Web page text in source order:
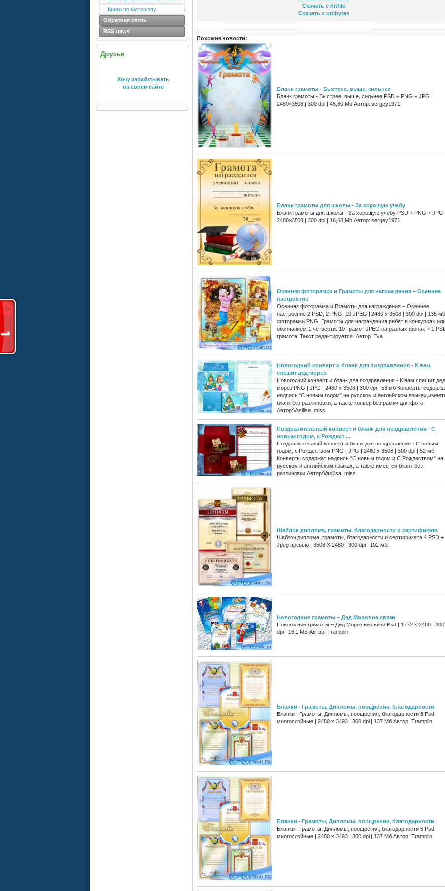
Книги по Фотошопу
Обратная связь
RSS news
Друзья
Хочу зарабатывать
на своём сайте
Скачать с hitfile
Скачать с unibytes
Похожие новости:
Бланк грамоты - Быстрее, выше, сильнее
Бланк грамоты - Быстрее, выше, сильнее PSD + PNG + JPG |
2480×3508 | 300 dpi | 46,80 Mb Автор: sergey1971
Бланк грамоты для школы - За хорошую учебу
Бланк грамоты для школы - За хорошую учебу PSD + PNG + JPG
2480×3508 | 300 dpi | 16,68 Mb Автор: sergey1971
Осенняя фоторамка и Грамоты для награждения – Осеннее
настроение
Осенняя фоторамка и Грамоты для награждения – Осеннее
настроение 2 PSD, 2 PNG, 10 JPEG | 2480 x 3508 | 300 dpi | 135
фоторамки PNG. Грамоты для награждения ребят в конкурсах
окончанием 1 четверти. 10 Грамот JPEG на разных фонах + 1
грамота. Текст редактируется. Автор: Eva
Новогодний конверт и бланк для поздравления - К вам
спешит дед мороз
Новогодний конверт и бланк для поздравления - К вам спешит дед
мороз PNG | JPG | 2480 х 3508 | 300 dpi | 53 мб Конверты
надпись "С новым годом" на русском и английском
бланк без разлиновки, а также конвер без рамки для фото
Автор:Vasilisa_miss
Поздравительный конверт и бланк для поздравления - С
новым годом, с Рождест ...
Поздравительный конверт и бланк для поздравления - С новым
годом, с Рождеством PNG | JPG | 2480 х 3508 | 300 dpi | 52 мб
Конверты содержат надпись "С новым годом и С Рождеством" на
русском и английском языках, а также имеется бланк без
разлиновки Автор:Vasilisa_miss
Шаблон диплома, грамоты, благодарности и сертификата
Шаблон диплома, грамоты, благодарности и сертификата 4 PSD +
Jpeg превью | 3508 Х 2480 | 300 dpi | 102 мб.
Новогодние грамоты – Дед Мороз на связи
Новогодние грамоты – Дед Мороз на связи Psd | 1772 х 2480 | 300
dpi | 16,1 МВ Автор: Tramplin
Бланки - Грамоты, Дипломы, поощрения, благодарности
Бланки - Грамоты, Дипломы, поощрения, благодарности 6 Psd -
многослойные | 2480 x 3493 | 300 dpi | 137 Мб Автор: Tramplin
Бланки - Грамоты, Дипломы, поощрения, благодарности
Бланки - Грамоты, Дипломы, поощрения, благодарности 6 Psd -
многослойные | 2480 x 3493 | 300 dpi | 137 Мб Автор: Tramplin